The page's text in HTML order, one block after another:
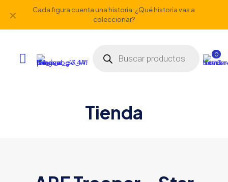
Cada figura cuenta una historia. ¿Qué historia vas a
coleccionar?
✕
productos
0
Tienda